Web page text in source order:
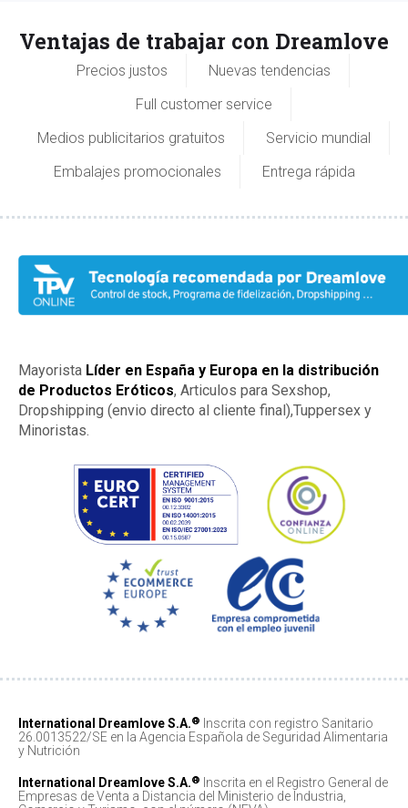
Ventajas de trabajar con Dreamlove
Precios justos
Nuevas tendencias
Full customer service
Medios publicitarios gratuitos
Servicio mundial
Embalajes promocionales
Entrega rápida
Mayorista Líder en España y Europa en la distribución
de Productos Eróticos, Articulos para Sexshop,
Dropshipping (envio directo al cliente final),Tuppersex y
Minoristas.
International Dreamlove S.A.®
Inscrita con registro Sanitario
26.0013522/SE en la Agencia Española de Seguridad Alimentaria
y Nutrición
International Dreamlove S.A.®
Inscrita en el Registro General de
Empresas de Venta a Distancia del Ministerio de Industria,